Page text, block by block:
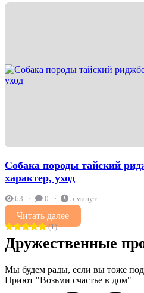
Собака породы тайский
характер, уход
63 0 5 минут
Читать далее
(1)
Дружественные
Мы будем рады, если вы тоже
Приют "Возьми счастье в дом"